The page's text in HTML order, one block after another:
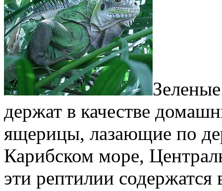
держат в качестве
ящерицы, лазающие по
Карибском море,
эти рептилии